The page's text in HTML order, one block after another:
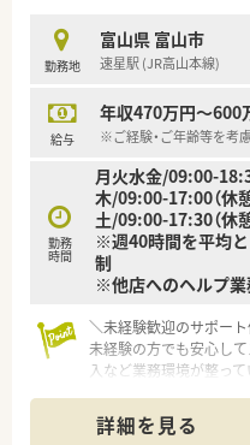
ル化粧品の展開など本
【職場環境と雰囲気】
でも気軽に相談しやす
■社員の皆様の人間関
■勉強会や講習会が定期
日々知識のアップデー
勤務地
富山県 富山市
速星駅 (JR高山本線)
給与
年収470万円～600
※ご経験・ご年齢等を考
勤務
時間
月火水金/09:00-
木/09:00-17:00（休
土/09:00-17:30（休
※週40時間を平均と
制
※他店へのヘルプ業
＼未経験歓迎のサポート
未経験の方でも安心し
入など業務環境が整っ
＊
詳細を見る